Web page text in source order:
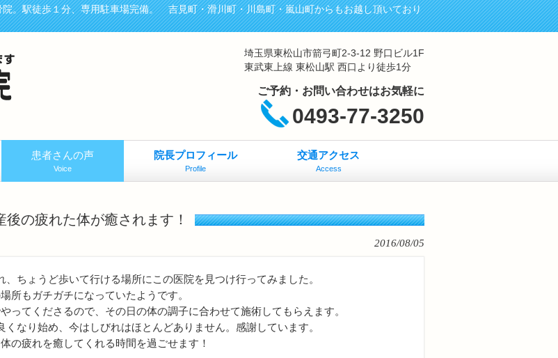
。駅徒歩１分、専用駐車場完備。 吉見町・滑川町・川島町・嵐山町からもお越し頂いており
埼玉県東松山市箭弓町2-3-12 野口ビル1F
東武東上線 東松山駅 西口より徒歩1分
ご予約・お問い合わせはお気軽に
0493-77-3250
患者さんの声
Voice
院長プロフィール
Profile
交通アクセス
Access
後の疲れた体が癒されます！
2016/08/05
ちょうど歩いて行ける場所にこの医院を見つけ行ってみました。
所もガチガチになっていたようです。
ってくださるので、その日の体の調子に合わせて施術してもらえます。
なり始め、今はしびれはほとんどありません。感謝しています。
の疲れを癒してくれる時間を過ごせます！